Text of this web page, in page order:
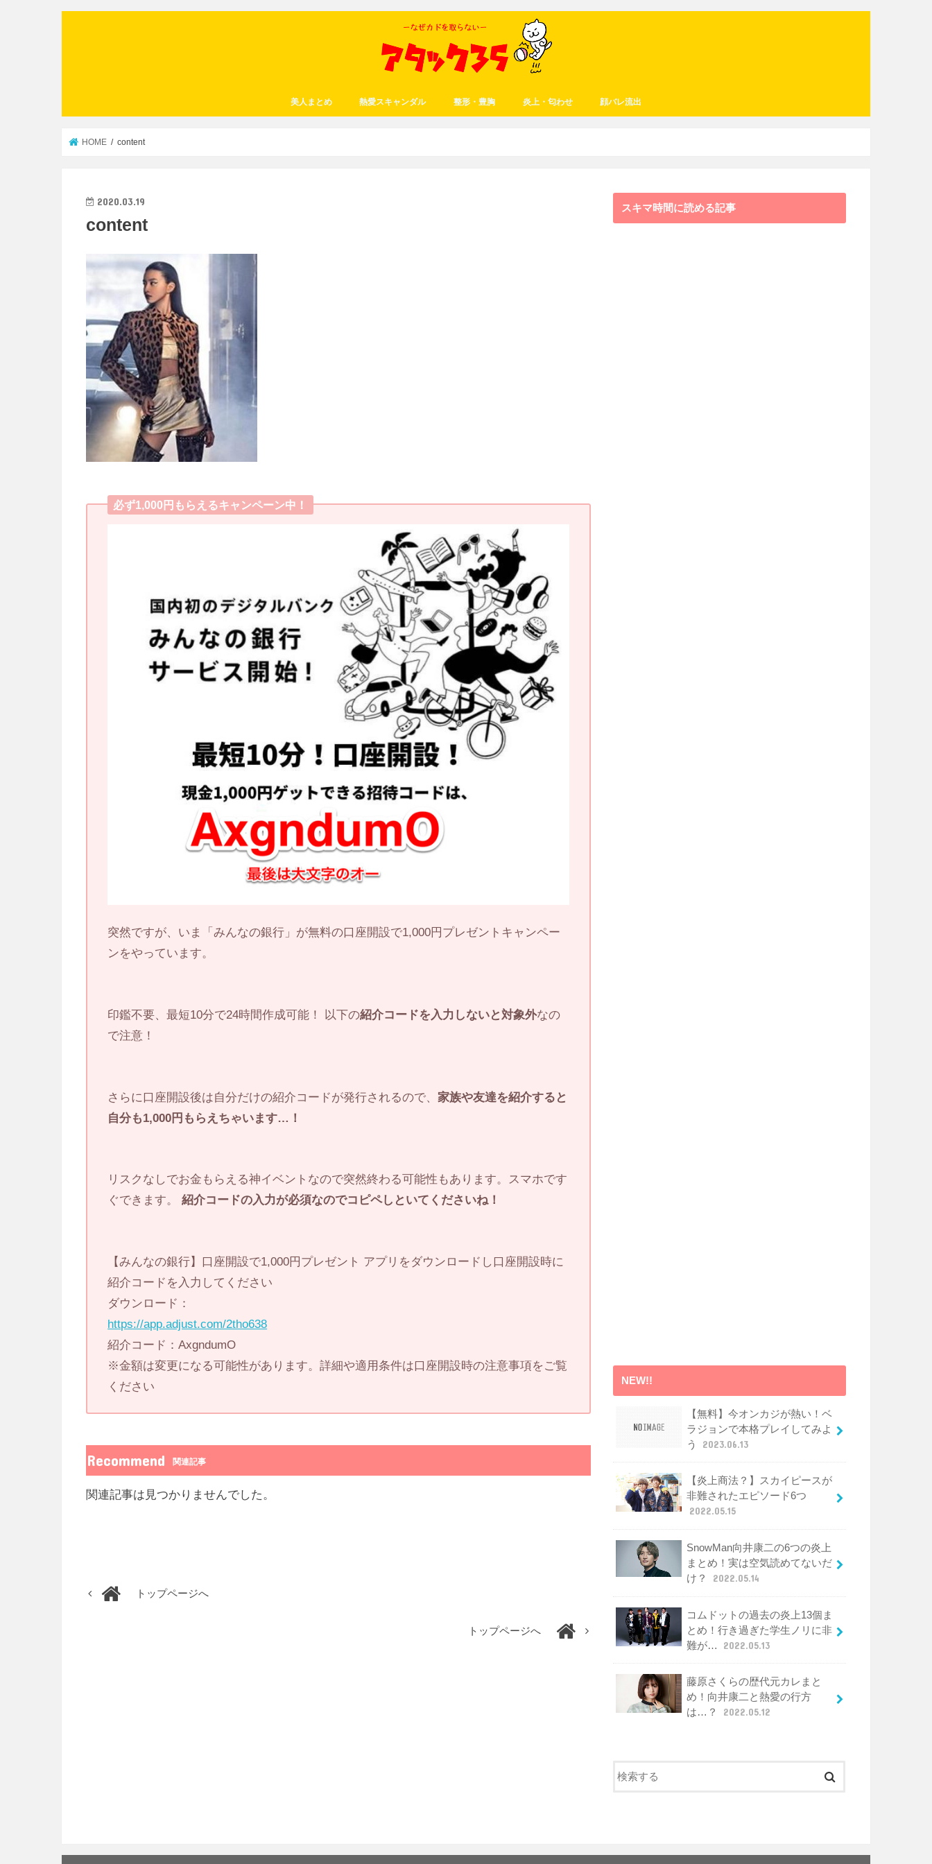
美人まとめ 熱愛スキャンダル 整形・豊胸 炎上・匂わせ 顔バレ流出
HOME content
2020.03.19
content
必ず1,000円もらえるキャンペーン中！
突然ですが、いま「みんなの銀行」が無料の口座開設で1,000円プレゼントキャンペー
ンをやっています。
印鑑不要、最短10分で24時間作成可能！ 以下の紹介コードを入力しないと対象外なの
で注意！
さらに口座開設後は自分だけの紹介コードが発行されるので、家族や友達を紹介すると
自分も1,000円もらえちゃいます…！
リスクなしでお金もらえる神イベントなので突然終わる可能性もあります。スマホです
ぐできます。紹介コードの入力が必須なのでコピペしといてくださいね！
【みんなの銀行】口座開設で1,000円プレゼント アプリをダウンロードし口座開設時に
紹介コードを入力してください
ダウンロード：
https://app.adjust.com/2tho638
紹介コード：AxgndumO
※金額は変更になる可能性があります。詳細や適用条件は口座開設時の注意事項をご覧
ください
Recommend 関連記事
関連記事は見つかりませんでした。
トップページへ
トップページへ
スキマ時間に読める記事
NEW!!
【無料】今オンカジが熱い！ベ
ラジョンで本格プレイしてみよ
う
2023.06.13
【炎上商法？】スカイピースが
非難されたエピソード6つ
2022.05.15
SnowMan向井康二の6つの炎上
まとめ！実は空気読めてないだ
け？
2022.05.14
コムドットの過去の炎上13個ま
とめ！行き過ぎた学生ノリに非
難が…
2022.05.13
藤原さくらの歴代元カレまと
め！向井康二と熱愛の行方
は…？
2022.05.12